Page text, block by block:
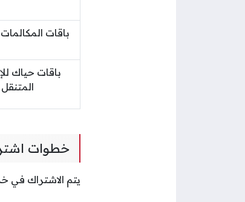
باقات
باقات حياك
المتنقل
خطوات
يتم الاشتراك في